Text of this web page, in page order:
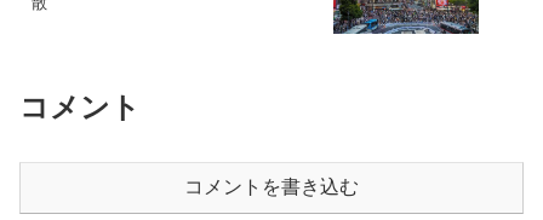
コメント
コメントを書き込む